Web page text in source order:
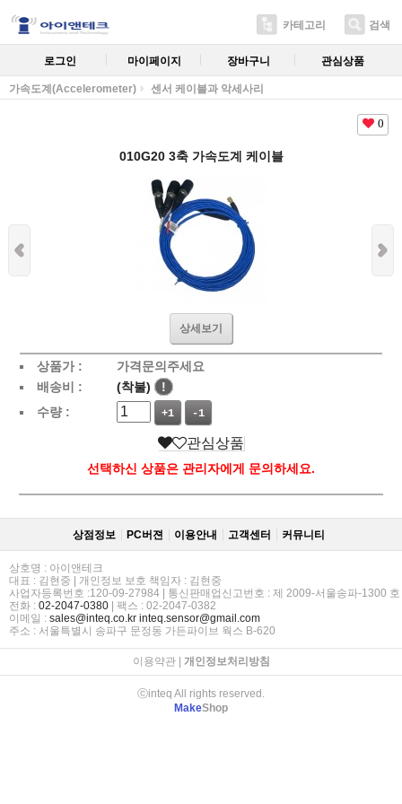
카테고리 검색
로그인 마이페이지 장바구니 관심상품
가속도계(Accelerometer) 센서 케이블과 악세사리
0
010G20 3축 가속도계 케이블
상세보기
상품가 :
가격문의주세요
배송비 :
(착불)
!
수량 :
+1 -1
관심상품
선택하신 상품은 관리자에게 문의하세요.
상점정보 PC버젼 이용안내 고객센터 커뮤니티
상호명 : 아이앤테크
대표 : 김현중 | 개인정보 보호 책임자 : 김현중
사업자등록번호 :120-09-27984 | 통신판매업신고번호 : 제 2009-서울송파-1300 호
전화 : 02-2047-0380 | 팩스 : 02-2047-0382
이메일 : sales@inteq.co.kr inteq.sensor@gmail.com
주소 : 서울특별시 송파구 문정동 가든파이브 웍스 B-620
이용약관| 개인정보처리방침
ⓒinteq All rights reserved.
MakeShop